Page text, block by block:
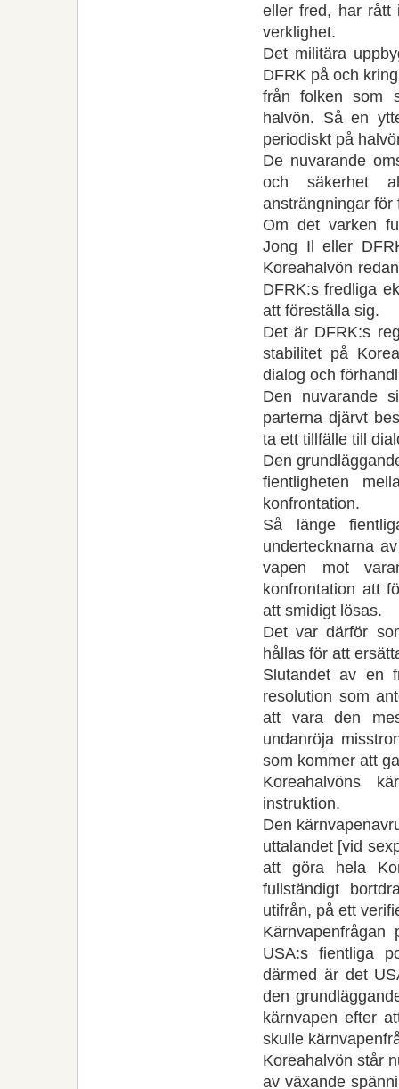
eller fred, har rått
verklighet.
Det militära
DFRK på och
från folken som
halvön. Så en
periodiskt på
De nuvarande
och säkerhet
ansträngningar för
Om det varken
Jong Il eller
Koreahalvön
DFRK:s fredliga
att föreställa sig.
Det är DFRK:s
stabilitet på
dialog och
Den nuvarande
parterna djärvt
ta ett tillfälle till
Den
fientligheten
konfrontation.
Så länge
undertecknarna
vapen mot
konfrontation att
att smidigt lösas.
Det var därför
hållas för att
Slutandet av en
resolution som
att vara den
undanröja
som kommer att
Koreahalvöns
instruktion.
Den
uttalandet [vid
att göra hela
fullständigt
utifrån, på ett
USA:s fientliga
därmed är det
den
kärnvapen efter
skulle
Koreahalvön står
av växande